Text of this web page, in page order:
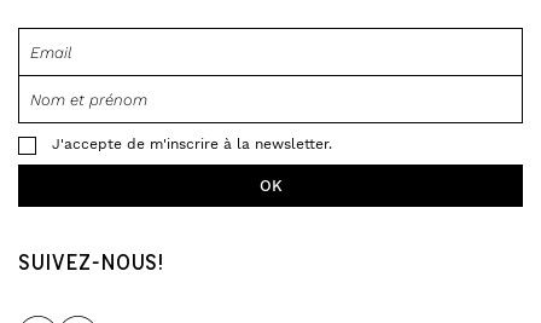
J'accepte de m'inscrire à la newsletter.
SUIVEZ-NOUS!